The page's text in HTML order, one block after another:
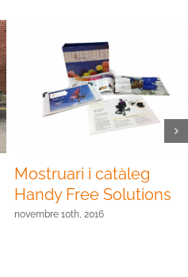
Mostruari i catàleg
Handy Free Solutions
novembre 10th, 2016